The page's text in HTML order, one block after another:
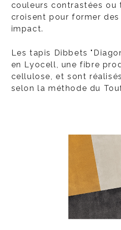
couleurs contrastées ou
croisent pour former
impact.
Les tapis Dibbets
en Lyocell, une fibre
cellulose, et sont
selon la méthode du